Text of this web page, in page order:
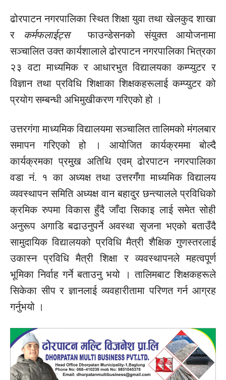
ढोरपाटन नगरपालिका स्थित शिक्षा युवा तथा खेलकुद शाखा
र कर्मफलाईट्स
फाउन्डेसनको संयुक्त आयोजनामा
सञ्चालित उक्त कार्यशालाले ढोरपाटन नगरपालिका भित्रका
२३ वटा माध्यमिक र आधारभुत विद्यालयका कम्प्युटर र
विज्ञान तथा प्रविधि शिक्षाका शिक्षकहरूलाई कम्प्युटर को
प्रयोग सम्बन्धी अभिमुखीकरण गरिएको हो ।
उत्तरगंगा माध्यमिक विद्यालयमा सञ्चालित तालिमको मंगलबार
समापन गरिएको हो । आयोजित कार्यक्रममा बोल्दै
कार्यक्रमका प्रमुख अतिथि एवम् ढोरपाटन नगरपालिका
वडानं. १ का अध्यक्ष तथाउत्तरगँगामाध्यमिक विद्यालय
व्यवस्थापन समिति अध्यक्ष वान बहादुर छन्त्यालले प्रविधिको
क्रमिक रुपमा विकास हुँदै जाँदा सिकाइ लाई समेत सोही
अनुरूप अगाडि बढाउनुपर्ने अवस्था सृजना भएको बताउँदै
सामुदायिक विद्यालयको प्रविधि मैत्री शैक्षिक गुणस्तरलाई
उकास्न प्रविधि मैत्री शिक्षा र व्यवस्थापनले महत्वपूर्ण
भूमिका निर्वाह गर्ने बताउनु भयो । तालिमबाट शिक्षकहरूले
सिकेका सीप र ज्ञानलाईव्यवहारीतामापरिणत गर्न आग्रह
गर्नुभयो ।